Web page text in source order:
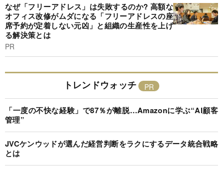
なぜ「フリーアドレス」は失敗するのか? 高額な
オフィス改修がムダになる「フリーアドレスの座
席予約が定着しない元凶」と組織の生産性を上げ
る解決策とは
PR
トレンドウォッチ
「一度の不快な経験」で87％が離脱…Amazonに学ぶ“AI顧客
管理”
JVCケンウッドが選んだ経営判断をラクにするデータ統合戦略
とは